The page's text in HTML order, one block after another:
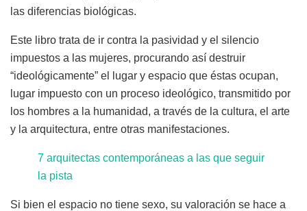
las diferencias biológicas.
Este libro trata de ir contra la pasividad y el silencio
impuestos a las mujeres, procurando así destruir
“ideológicamente” el lugar y espacio que éstas ocupan,
lugar impuesto con un proceso ideológico, transmitido por
los hombres a la humanidad, a través de la cultura, el arte
y la arquitectura, entre otras manifestaciones.
7 arquitectas contemporáneas a las que seguir
la pista
Si bien el espacio no tiene sexo, su valoración se hace a